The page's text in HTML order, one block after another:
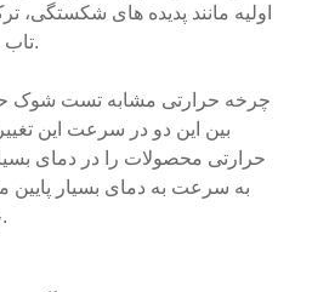
اولیه مانند پدیده های شکستگی،
تاب برداشتن استفاده می شود.
چرخه حرارتی مشابه تست شوک
بین این دو در سرعت این
حرارتی محصولات را در دمای
به سرعت به دمای بسیار
چرخه دما تدریجی تر است.